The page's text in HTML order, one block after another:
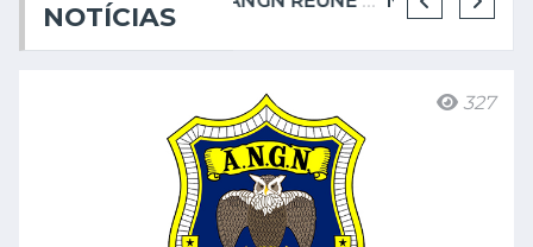
NOTÍCIAS
327